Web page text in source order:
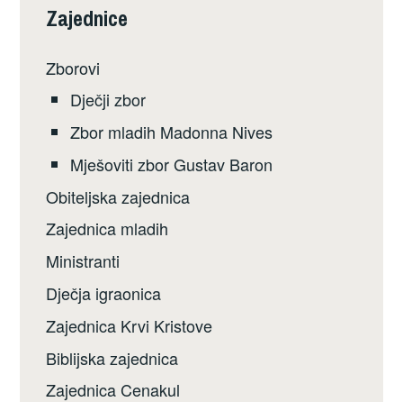
Zajednice
Zborovi
Dječji zbor
Zbor mladih Madonna Nives
Mješoviti zbor Gustav Baron
Obiteljska zajednica
Zajednica mladih
Ministranti
Dječja igraonica
Zajednica Krvi Kristove
Biblijska zajednica
Zajednica Cenakul